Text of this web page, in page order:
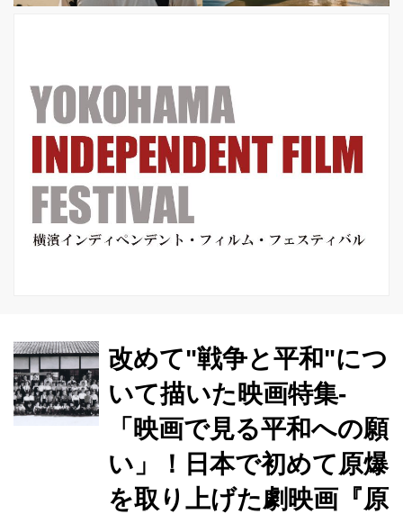
改めて"戦争と平和"につ
いて描いた映画特集-
「映画で見る平和への願
い」！日本で初めて原爆
を取り上げた劇映画『原